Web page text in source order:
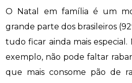
O Natal em família é um
grande parte dos brasileiros
tudo ficar ainda mais especial.
exemplo, não pode faltar
que mais consome pão de